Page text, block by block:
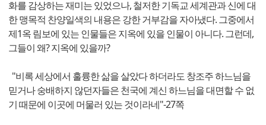
화를 감상하는 재미는 있었으나, 철저한 기독교 세계관과 신에 대
한 맹목적 찬양일색의 내용은 강한 거부감을 자아냈다. 그중에서
제1옥 림보에 있는 인물들은 지옥에 있을 인물이 아니다. 그런데,
그들이 왜? 지옥에 있을까?
"비록 세상에서 훌륭한 삶을 살았다 하더라도 창조주 하느님을
믿거나 숭배하지 않던자들은 천국에 계신 하느님을 대면할 수 없
기 때문에 이곳에 머물러 있는 것이라네"-27쪽